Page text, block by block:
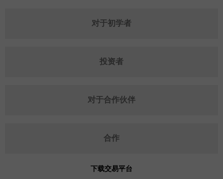
对于初学者
投资者
对于合作伙伴
合作
下载交易平台